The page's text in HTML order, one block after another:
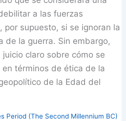
a las fuerzas
por supuesto, si se ignoran la
de la guerra. Sin embargo,
claro sobre cómo se
términos de ética de la
de la Edad del
Period (The Second Millennium BC)